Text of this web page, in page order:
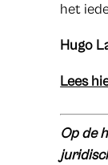
het
Hugo
Lees
Op de